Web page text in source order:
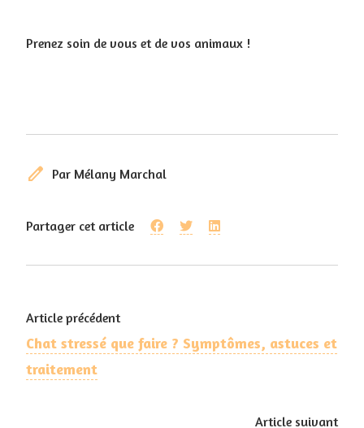
Prenez soin de vous et de vos animaux !
edit Par Mélany Marchal
Partager cet article
Article précédent
Chat stressé que faire ? Symptômes, astuces et
traitement
Article suivant